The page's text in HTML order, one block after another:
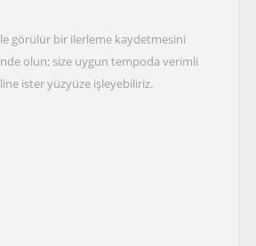
görülür bir ilerleme kaydetmesini
olun; size uygun tempoda verimli
ister yüzyüze işleyebiliriz.